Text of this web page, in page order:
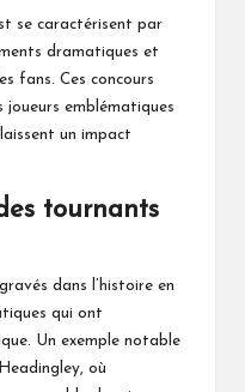
se caractérisent par
dramatiques et
fans. Ces concours
emblématiques
un impact
tournants
dans l’histoire en
qui ont
Un exemple notable
où